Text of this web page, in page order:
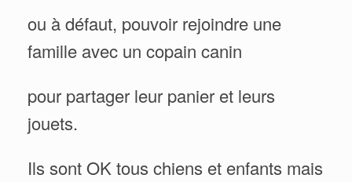
ou à défaut, pouvoir rejoindre une
famille avec un copain canin
pour partager leur panier et leurs
jouets.
Ils sont OK tous chiens et enfants mais